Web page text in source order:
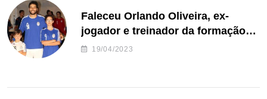
Faleceu Orlando Oliveira, ex-
jogador e treinador da formação
de andebol do Feirense
19/04/2023